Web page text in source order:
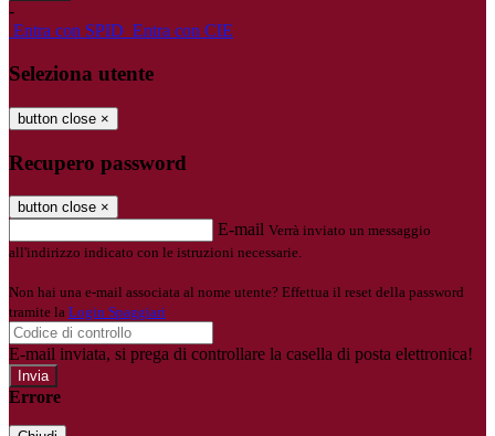
-
Entra con SPID Entra con CIE
Seleziona utente
button close ×
Recupero password
button close ×
E-mail Verrà inviato un messaggio
all'indirizzo indicato con le istruzioni necessarie.
Non hai una e-mail associata al nome utente? Effettua il reset della password
tramite la Login Spaggiari
E-mail inviata, si prega di controllare la casella di posta elettronica!
Errore